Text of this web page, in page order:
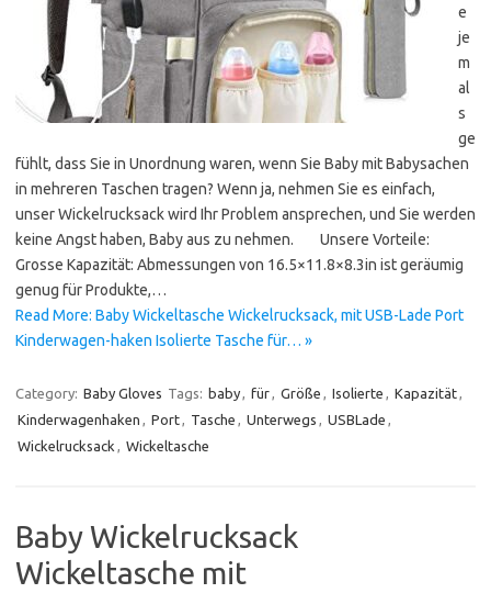
e
je
m
al
s
ge
fühlt, dass Sie in Unordnung waren, wenn Sie Baby mit Babysachen
in mehreren Taschen tragen? Wenn ja, nehmen Sie es einfach,
unser Wickelrucksack wird Ihr Problem ansprechen, und Sie werden
keine Angst haben, Baby aus zu nehmen. Unsere Vorteile:
Grosse Kapazität: Abmessungen von 16.5×11.8×8.3in ist geräumig
genug für Produkte,…
Read More: Baby Wickeltasche Wickelrucksack, mit USB-Lade Port
Kinderwagen-haken Isolierte Tasche für… »
Category: Baby Gloves Tags: baby, für, Größe , Isolierte , Kapazität,
Kinderwagenhaken , Port, Tasche , Unterwegs , USBLade ,
Wickelrucksack , Wickeltasche
Baby Wickelrucksack
Wickeltasche mit